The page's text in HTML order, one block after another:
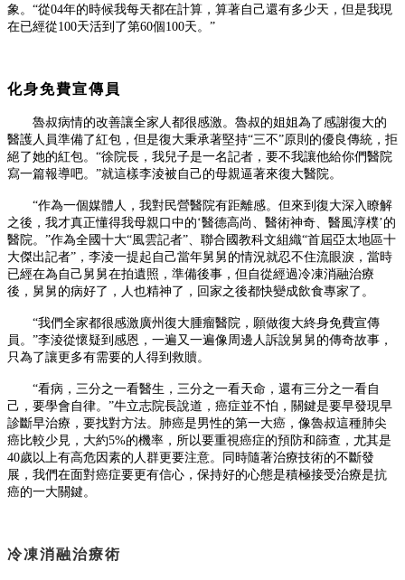
象。 “從04年的時候我每天都在計算，算著自己還有多少天，但是我現
在已經從100天活到了第60個 100天。 ”
化身免費宣傳員
魯叔病情的改善讓全家人都很感激。魯叔的姐姐為了感謝復大的
醫護人員準備了紅包，但是復大秉承著堅持“三不”原則的優良傳統，拒
絕了她的紅包。“徐院長，我兒子是一名記者，要不我讓他給你們醫院
寫一篇報導吧。”就這樣李淩被自己的母親逼著來復大醫院。
“作為一個媒體人，我對民營醫院有距離感。但來到 復大深入瞭解
之後，我才真正懂得我母親口中的‘醫德高尚、醫術神奇、醫風淳樸’的
醫院。”作為全國十大“風雲記者”、聯合國教科文組織“首屆亞太地區十
大傑出記者”，李淩一提起自己當年舅舅的情況就忍不住流眼淚，當時
已經在為自己舅舅在拍遺照，準備後事，但自從經過冷凍消融治療
後，舅舅的病好了，人也精神了，回家之後都快變成飲食專家了。
“我們全家都很感激廣州 復大腫瘤醫院，願做復大終身免費宣傳
員。 ”李淩從懷疑到感恩，一遍又一遍像周邊人訴說舅舅的傳奇故事，
只為了讓更多有需要的人得到救贖。
“看病，三分之一看醫生，三分之一看天命，還有三分之一看自
己，要學會自律。”牛立志院長說道，癌症並不怕，關鍵是要早發現早
診斷早治療，要找對方法。肺癌是男性的第一大癌，像魯叔這種肺尖
癌比較少見，大約5%的機率，所以要重視癌症的預防和篩查，尤其是
40歲以上有高危因素的人群更要注意。同時隨著治療技術的不斷發
展，我們在面對癌症要更有信心，保持好的心態是積極接受治療是抗
癌的一大關鍵。
冷凍消融治療術